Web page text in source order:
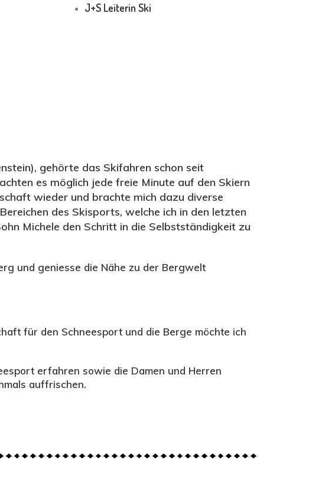
J+S Leiterin Ski
gehörte das Skifahren schon seit
es möglich jede freie Minute auf den Skiern
wieder und brachte mich dazu diverse
des Skisports, welche ich in den letzten
Michele den Schritt in die Selbstständigkeit zu
und geniesse die Nähe zu der Bergwelt
für den Schneesport und die Berge möchte ich
erfahren sowie die Damen und Herren
auffrischen.